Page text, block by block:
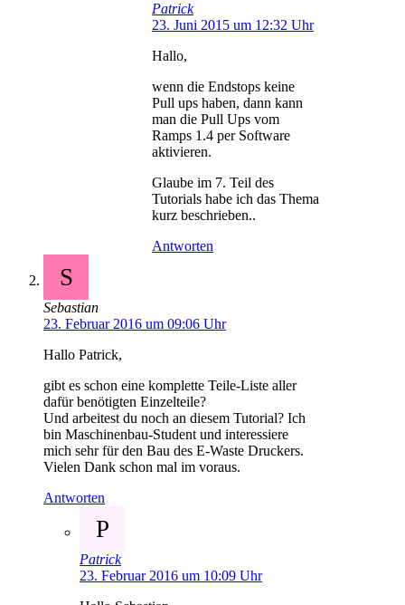
Patrick
23. Juni 2015 um 12:32 Uhr
Hallo,
wenn die Endstops keine
Pull ups haben, dann kann
man die Pull Ups vom
Ramps 1.4 per Software
aktivieren.
Glaube im 7. Teil des
Tutorials habe ich das Thema
kurz beschrieben..
Antworten
S
Sebastian
23. Februar 2016 um 09:06 Uhr
Hallo Patrick,
gibt es schon eine komplette Teile-Liste aller
dafür benötigten Einzelteile?
Und arbeitest du noch an diesem Tutorial? Ich
bin Maschinenbau-Student und interessiere
mich sehr für den Bau des E-Waste Druckers.
Vielen Dank schon mal im voraus.
Antworten
P
Patrick
23. Februar 2016 um 10:09 Uhr